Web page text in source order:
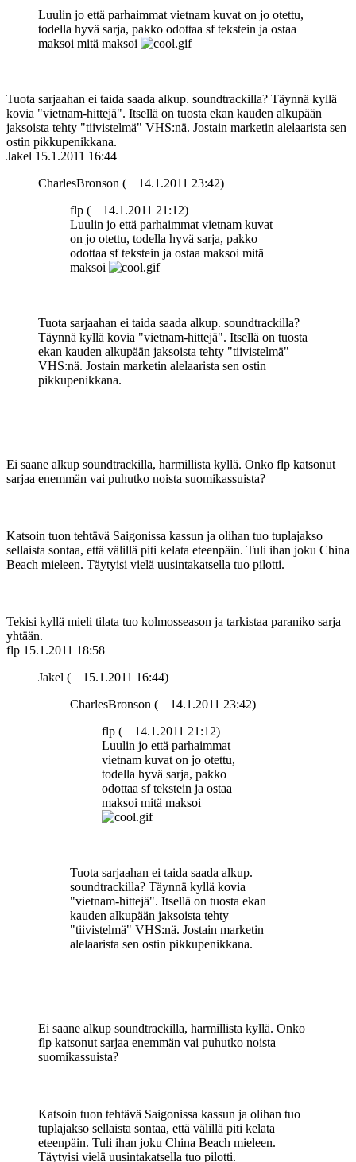
Luulin jo että parhaimmat vietnam kuvat on jo otettu,
todella hyvä sarja, pakko odottaa sf tekstein ja ostaa
maksoi mitä maksoi
Tuota sarjaahan ei taida saada alkup. soundtrackilla? Täynnä kyllä
kovia "vietnam-hittejä". Itsellä on tuosta ekan kauden alkupään
jaksoista tehty "tiivistelmä" VHS:nä. Jostain marketin alelaarista sen
ostin pikkupenikkana.
Jakel 15.1.2011 16:44
CharlesBronson (
14.1.2011 23:42)
flp (
14.1.2011 21:12)
Luulin jo että parhaimmat vietnam kuvat
on jo otettu, todella hyvä sarja, pakko
odottaa sf tekstein ja ostaa maksoi mitä
maksoi
Tuota sarjaahan ei taida saada alkup. soundtrackilla?
Täynnä kyllä kovia "vietnam-hittejä". Itsellä on tuosta
ekan kauden alkupään jaksoista tehty "tiivistelmä"
VHS:nä. Jostain marketin alelaarista sen ostin
pikkupenikkana.
Ei saane alkup soundtrackilla, harmillista kyllä. Onko flp katsonut
sarjaa enemmän vai puhutko noista suomikassuista?
Katsoin tuon tehtävä Saigonissa kassun ja olihan tuo tuplajakso
sellaista sontaa, että välillä piti kelata eteenpäin. Tuli ihan joku China
Beach mieleen. Täytyisi vielä uusintakatsella tuo pilotti.
Tekisi kyllä mieli tilata tuo kolmosseason ja tarkistaa paraniko sarja
yhtään.
flp 15.1.2011 18:58
Jakel (
15.1.2011 16:44)
CharlesBronson (
14.1.2011 23:42)
flp (
14.1.2011 21:12)
Luulin jo että parhaimmat
vietnam kuvat on jo otettu,
todella hyvä sarja, pakko
odottaa sf tekstein ja ostaa
maksoi mitä maksoi
Tuota sarjaahan ei taida saada alkup.
soundtrackilla? Täynnä kyllä kovia
"vietnam-hittejä". Itsellä on tuosta ekan
kauden alkupään jaksoista tehty
"tiivistelmä" VHS:nä. Jostain marketin
alelaarista sen ostin pikkupenikkana.
Ei saane alkup soundtrackilla, harmillista kyllä. Onko
flp katsonut sarjaa enemmän vai puhutko noista
suomikassuista?
Katsoin tuon tehtävä Saigonissa kassun ja olihan tuo
tuplajakso sellaista sontaa, että välillä piti kelata
eteenpäin. Tuli ihan joku China Beach mieleen.
Täytyisi vielä uusintakatsella tuo pilotti.